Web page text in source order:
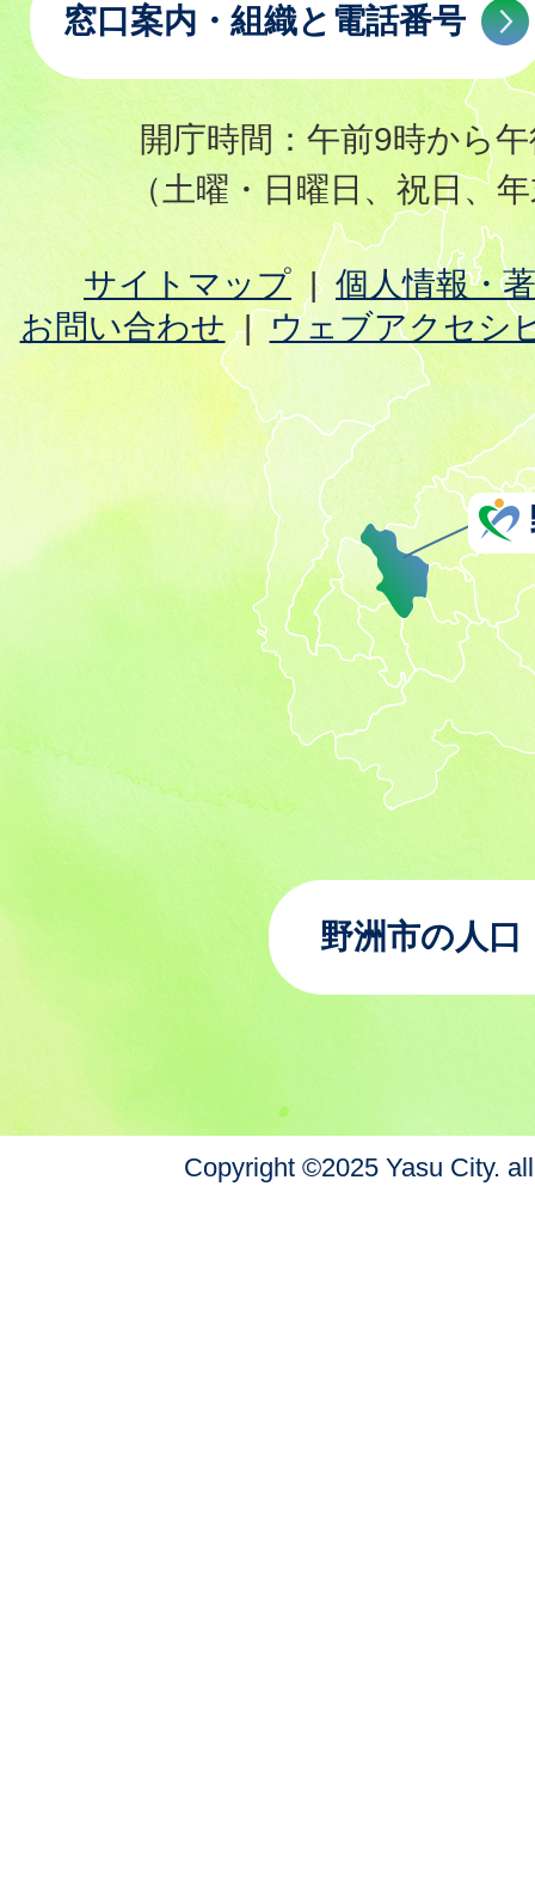
窓口案内・組織と電話番号
開庁時間：午前9時から
（土曜・日曜日、祝日、
サイトマップ
個人情報・
お問い合わせ
ウェブアクセシ
野洲市の人口
Copyright ©2025 Yasu City.